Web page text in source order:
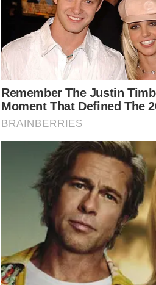
Launch เปิดตัวอย่างยิ่งใหญ่
ที่ทุกคนรอคอย คือการเปิดตัว โปรแ
ทย พร้อมทั้งการประกาศความร่ว
ยังมีการถ่ายทอดองค์ความรู้จาก
การณ์เกี่ยวกับแนวทางการดูแลโค
ต่างประเทศอีกด้วย
Remember The Justin
Moment That Defined The
BRAINBERRIES